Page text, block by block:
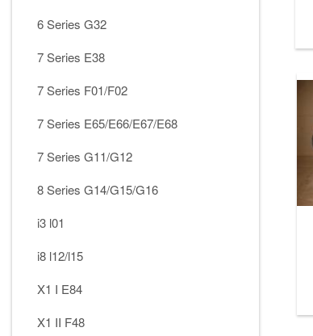
6 Series G32
7 Series E38
7 Series F01/F02
7 Series E65/E66/E67/E68
7 Series G11/G12
8 Series G14/G15/G16
i3 l01
i8 l12/l15
X1 I E84
X1 II F48